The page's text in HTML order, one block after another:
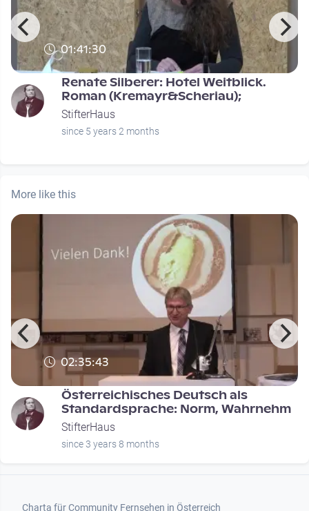
01:41:30
Renate Silberer: Hotel Weitblick.
Roman (Kremayr&Scheriau);
StifterHaus
since 5 years 2 months
More like this
02:35:43
Österreichisches Deutsch als
Standardsprache: Norm, Wahrnehm
StifterHaus
since 3 years 8 months
Footer 1
Charta für Community Fernsehen in Österreich